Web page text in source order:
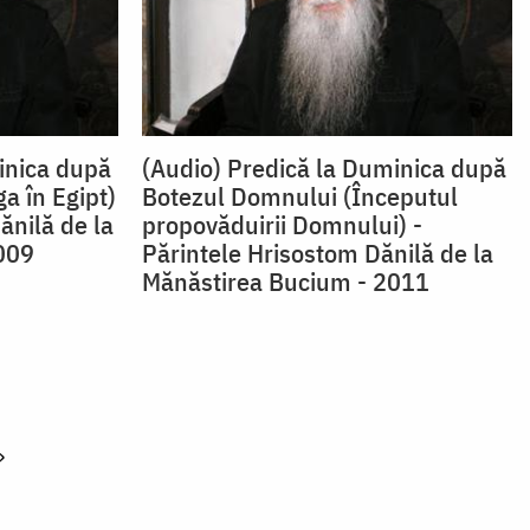
după
în Egipt)
de la
(Audio) Predică la Duminica după
Botezul Domnului (Începutul
propovăduirii Domnului) -
Părintele Hrisostom Dănilă de la
Mănăstirea Bucium - 2011